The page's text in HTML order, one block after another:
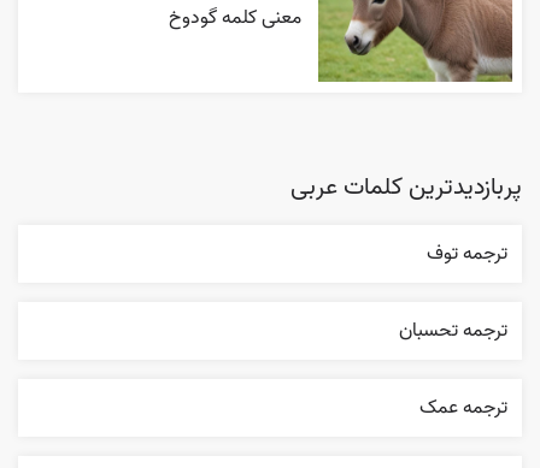
معنی کلمه گودوخ
پربازدیدترین کلمات عربی
ترجمه توف
ترجمه تحسبان
ترجمه عمک